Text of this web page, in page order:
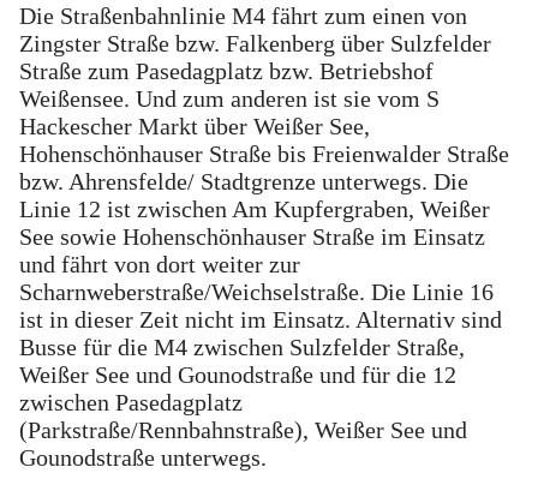
Die Straßenbahnlinie M4 fährt zum einen von
Zingster Straße bzw. Falkenberg über Sulzfelder
Straße zum Pasedagplatz bzw. Betriebshof
Weißensee. Und zum anderen ist sie vom S
Hackescher Markt über Weißer See,
Hohenschönhauser Straße bis Freienwalder Straße
bzw. Ahrensfelde/ Stadtgrenze unterwegs. Die
Linie 12 ist zwischen Am Kupfergraben, Weißer
See sowie Hohenschönhauser Straße im Einsatz
und fährt von dort weiter zur
Scharnweberstraße/Weichselstraße. Die Linie 16
ist in dieser Zeit nicht im Einsatz. Alternativ sind
Busse für die M4 zwischen Sulzfelder Straße,
Weißer See und Gounodstraße und für die 12
zwischen Pasedagplatz
(Parkstraße/Rennbahnstraße), Weißer See und
Gounodstraße unterwegs.